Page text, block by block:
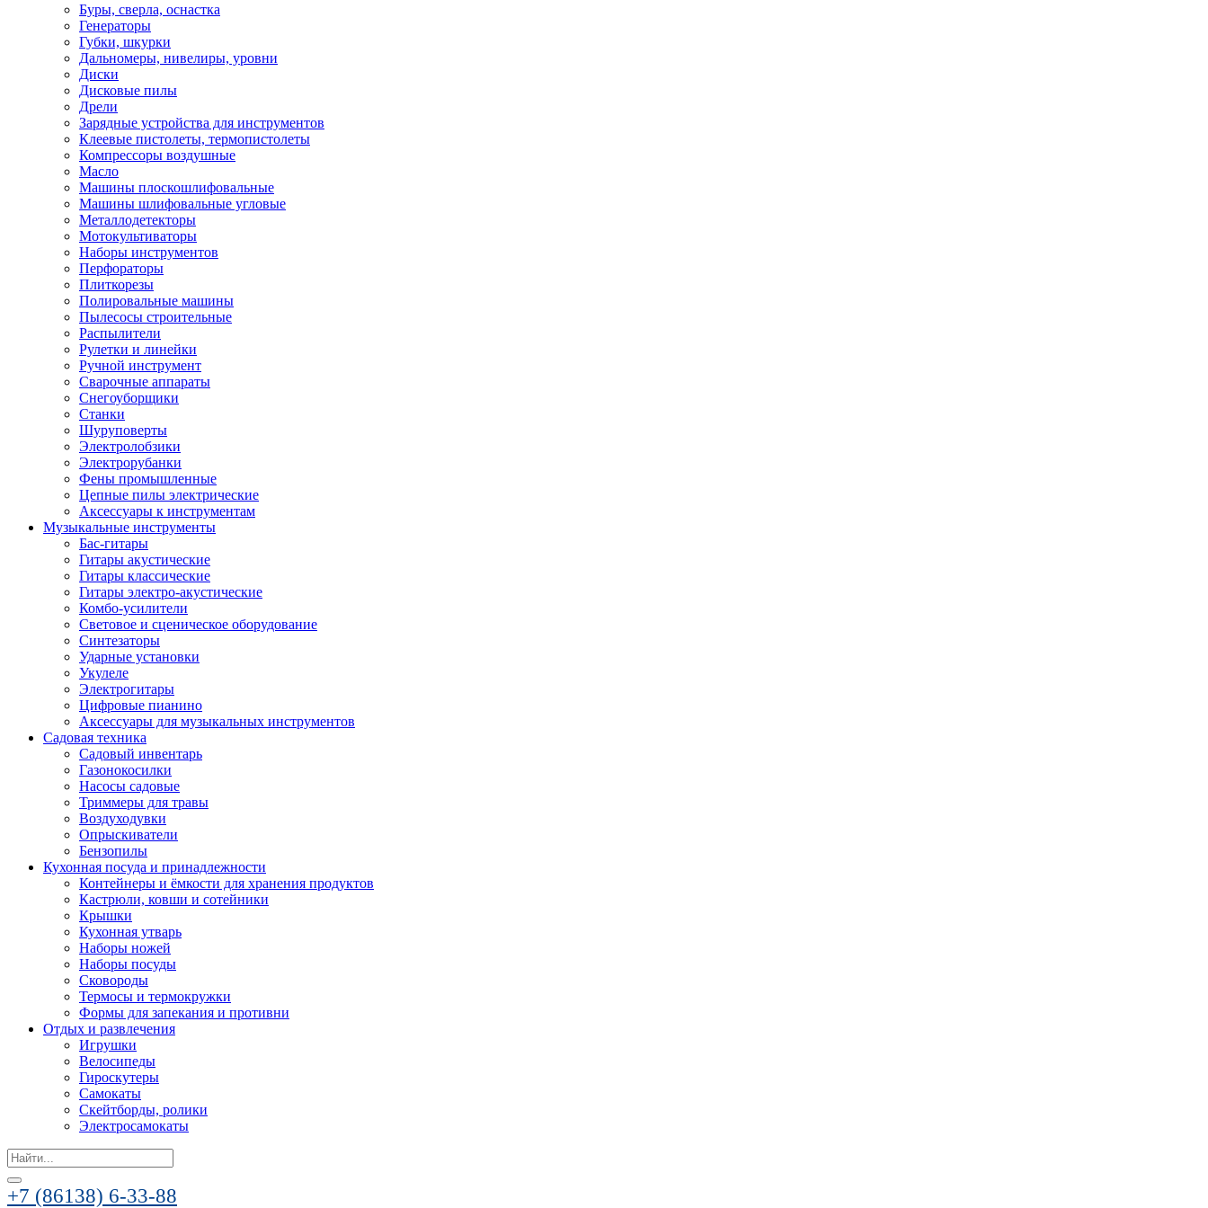
Буры, сверла, оснастка
Генераторы
Губки, шкурки
Дальномеры, нивелиры, уровни
Диски
Дисковые пилы
Дрели
Зарядные устройства для инструментов
Клеевые пистолеты, термопистолеты
Компрессоры воздушные
Масло
Машины плоскошлифовальные
Машины шлифовальные угловые
Металлодетекторы
Мотокультиваторы
Наборы инструментов
Перфораторы
Плиткорезы
Полировальные машины
Пылесосы строительные
Распылители
Рулетки и линейки
Ручной инструмент
Сварочные аппараты
Снегоуборщики
Станки
Шуруповерты
Электролобзики
Электрорубанки
Фены промышленные
Цепные пилы электрические
Аксессуары к инструментам
Музыкальные инструменты
Бас-гитары
Гитары акустические
Гитары классические
Гитары электро-акустические
Комбо-усилители
Световое и сценическое оборудование
Синтезаторы
Ударные установки
Укулеле
Электрогитары
Цифровые пианино
Аксессуары для музыкальных инструментов
Садовая техника
Садовый инвентарь
Газонокосилки
Насосы садовые
Триммеры для травы
Воздуходувки
Опрыскиватели
Бензопилы
Кухонная посуда и принадлежности
Контейнеры и ёмкости для хранения продуктов
Кастрюли, ковши и сотейники
Крышки
Кухонная утварь
Наборы ножей
Наборы посуды
Сковороды
Термосы и термокружки
Формы для запекания и противни
Отдых и развлечения
Игрушки
Велосипеды
Гироскутеры
Самокаты
Скейтборды, ролики
Электросамокаты
Search
for:
+7 (86138) 6-33-88